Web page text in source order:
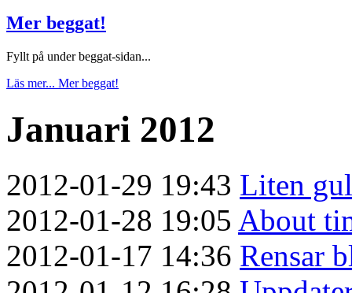
Mer beggat!
Fyllt på under beggat-sidan...
Läs mer... Mer beggat!
Januari 2012
2012-01-29 19:43 Liten
2012-01-28 19:05 About
2012-01-17 14:36 Rensar